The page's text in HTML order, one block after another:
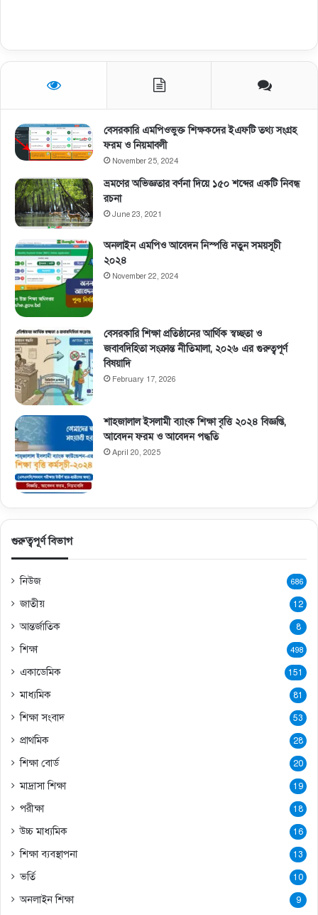
বেসরকারি এমপিওভুক্ত শিক্ষকদের ইএফটি তথ্য সংগ্রহ
ফরম ও নিয়মাবলী
November 25, 2024
ভ্রমণের অভিজ্ঞতার বর্ণনা দিয়ে ১৫০ শব্দের একটি নিবন্ধ
রচনা
June 23, 2021
অনলাইন এমপিও আবেদন নিস্পত্তি নতুন সময়সূচী
২০২৪
November 22, 2024
বেসরকারি শিক্ষা প্রতিষ্ঠানের আর্থিক স্বচ্ছতা ও
জবাবদিহিতা সংক্রান্ত নীতিমালা, ২০২৬ এর গুরুত্বপূর্ণ
বিষয়াদি
February 17, 2026
শাহজালাল ইসলামী ব্যাংক শিক্ষা বৃত্তি ২০২৪ বিজ্ঞপ্তি,
আবেদন ফরম ও আবেদন পদ্ধতি
April 20, 2025
গুরুত্বপূর্ণ বিভাগ
নিউজ 686
জাতীয় 12
আন্তর্জাতিক 8
শিক্ষা 498
একাডেমিক 151
মাধ্যমিক 81
শিক্ষা সংবাদ 53
প্রাথমিক 28
শিক্ষা বোর্ড 20
মাদ্রাসা শিক্ষা 19
পরীক্ষা 18
উচ্চ মাধ্যমিক 16
শিক্ষা ব্যবস্থাপনা 13
ভর্তি 10
অনলাইন শিক্ষা 9